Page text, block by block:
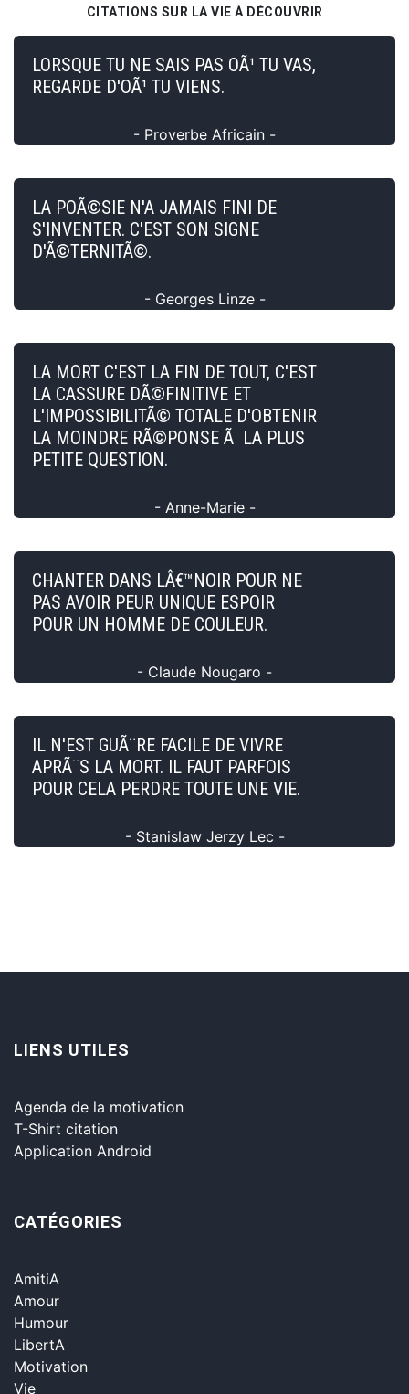
CITATIONS SUR LA VIE À DÉCOUVRIR
LORSQUE TU NE SAIS PAS OÃ¹ TU VAS,
REGARDE D'OÃ¹ TU VIENS.
- Proverbe Africain -
LA POÃ©SIE N'A JAMAIS FINI DE
S'INVENTER. C'EST SON SIGNE
D'Ã©TERNITÃ©.
- Georges Linze -
LA MORT C'EST LA FIN DE TOUT, C'EST
LA CASSURE DÃ©FINITIVE ET
L'IMPOSSIBILITÃ© TOTALE D'OBTENIR
LA MOINDRE RÃ©PONSE Ã LA PLUS
PETITE QUESTION.
- Anne-Marie -
CHANTER DANS LÂ€™NOIR POUR NE
PAS AVOIR PEUR UNIQUE ESPOIR
POUR UN HOMME DE COULEUR.
- Claude Nougaro -
IL N'EST GUÃ¨RE FACILE DE VIVRE
APRÃ¨S LA MORT. IL FAUT PARFOIS
POUR CELA PERDRE TOUTE UNE VIE.
- Stanislaw Jerzy Lec -
LIENS UTILES
Agenda de la motivation
T-Shirt citation
Application Android
CATÉGORIES
AmitiA
Amour
Humour
LibertA
Motivation
Vie